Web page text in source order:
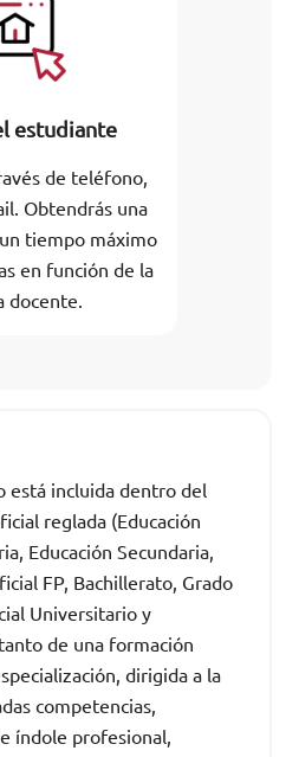
estudiante
de teléfono,
Obtendrás una
tiempo máximo
en función de la
docente.
está incluida dentro del
reglada (Educación
Educación Secundaria,
FP, Bachillerato, Grado
Universitario y
de una formación
dirigida a la
competencias,
índole profesional,